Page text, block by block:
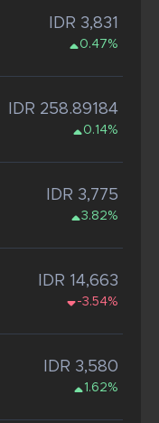
IDR 3,831
0.47%
IDR 258.89184
0.14%
IDR 3,775
3.82%
IDR 14,663
-3.54%
IDR 3,580
1.62%